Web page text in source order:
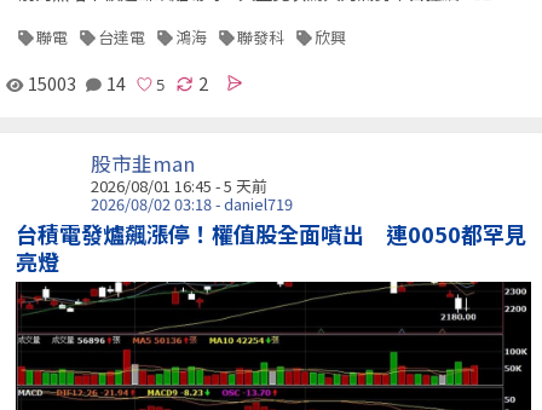
聯電 台達電 鴻海 聯發科 欣興
15003 14 2
股市韭man
2026/08/01 16:45 - 5 天前
2026/08/02 03:18 - daniel719
台積電發爐飆漲停！權值股全面噴出 連0050都罕見
亮燈